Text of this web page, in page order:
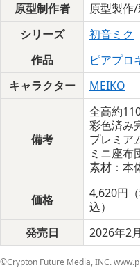
原型制作者
原型製作
シリーズ
初音ミク
作品
ピアプロ
キャラクター
MEIKO
備考
全高約
彩色済み
プレミア
ミニ座布
素材：本
価格
4,620円
込）
発売日
2026年2月
©Crypton Future Media, INC.